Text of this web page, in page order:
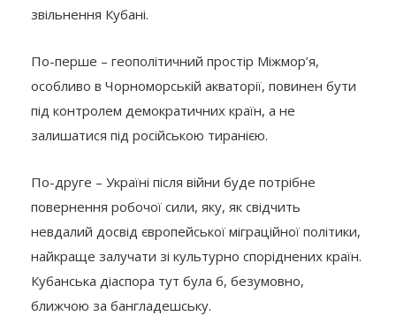
звільнення Кубані.
По-перше – геополітичний простір Міжмор’я,
особливо в Чорноморській акваторії, повинен бути
під контролем демократичних країн, а не
залишатися під російською тиранією.
По-друге – Україні після війни буде потрібне
повернення робочої сили, яку, як свідчить
невдалий досвід європейської міграційної політики,
найкраще залучати зі культурно споріднених країн.
Кубанська діаспора тут була б, безумовно,
ближчою за бангладешську.